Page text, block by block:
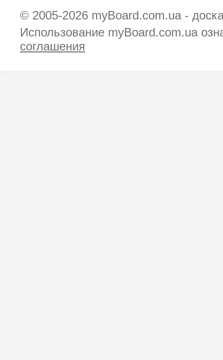
© 2005-2026 myBoard.com.ua -
Использование myBoard.com.ua
соглашения